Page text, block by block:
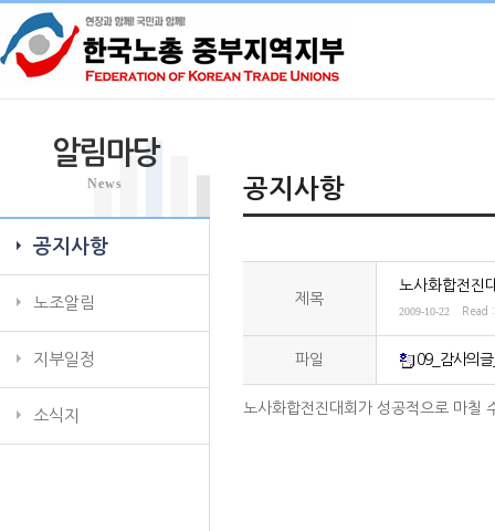
알림마당
News
공지사항
노조알림
지부일정
소식지
공지사항
제목
노사화합전진
2009-10-22 Read
파일 09_감사의
노사화합전진대회가 성공적으로 마칠